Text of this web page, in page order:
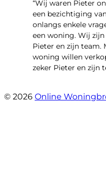
“Wij waren Pieter
een bezichtiging
onlangs enkele
een woning. Wij
Pieter en zijn team.
woning willen
zeker Pieter en zijn
© 2026 Online